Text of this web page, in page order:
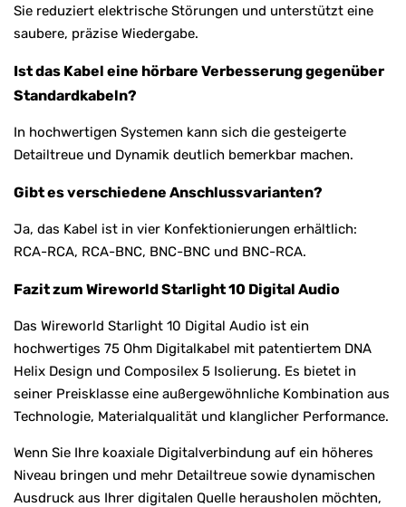
Sie reduziert elektrische Störungen und unterstützt eine
saubere, präzise Wiedergabe.
Ist das Kabel eine hörbare Verbesserung gegenüber
Standardkabeln?
In hochwertigen Systemen kann sich die gesteigerte
Detailtreue und Dynamik deutlich bemerkbar machen.
Gibt es verschiedene Anschlussvarianten?
Ja, das Kabel ist in vier Konfektionierungen erhältlich:
RCA-RCA, RCA-BNC, BNC-BNC und BNC-RCA.
Fazit zum Wireworld Starlight 10 Digital Audio
Das Wireworld Starlight 10 Digital Audio ist ein
hochwertiges 75 Ohm Digitalkabel mit patentiertem DNA
Helix Design und Composilex 5 Isolierung. Es bietet in
seiner Preisklasse eine außergewöhnliche Kombination aus
Technologie, Materialqualität und klanglicher Performance.
Wenn Sie Ihre koaxiale Digitalverbindung auf ein höheres
Niveau bringen und mehr Detailtreue sowie dynamischen
Ausdruck aus Ihrer digitalen Quelle herausholen möchten,